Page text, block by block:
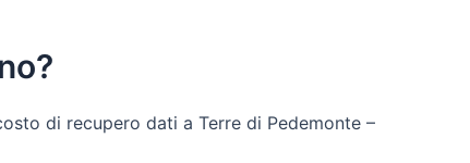
di recupero dati a Terre di Pedemonte –